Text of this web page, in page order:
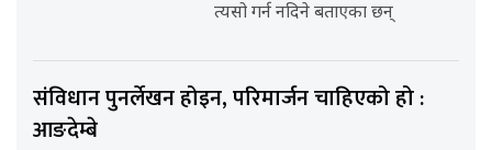
त्यसो गर्न नदिने बताएका छन्
संविधान पुनर्लेखन होइन, परिमार्जन चाहिएको हो :
आङदेम्बे